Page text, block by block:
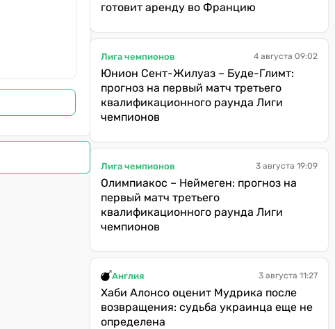
готовит аренду во Францию
Лига чемпионов 4 августа 09:02
Юнион Сент-Жилуаз – Буде-Глимт:
прогноз на первый матч третьего
квалификационного раунда Лиги
чемпионов
Лига чемпионов 3 августа 19:09
Олимпиакос – Неймеген: прогноз на
первый матч третьего
квалификационного раунда Лиги
чемпионов
Англия 3 августа 11:27
Хаби Алонсо оценит Мудрика после
возвращения: судьба украинца еще не
определена